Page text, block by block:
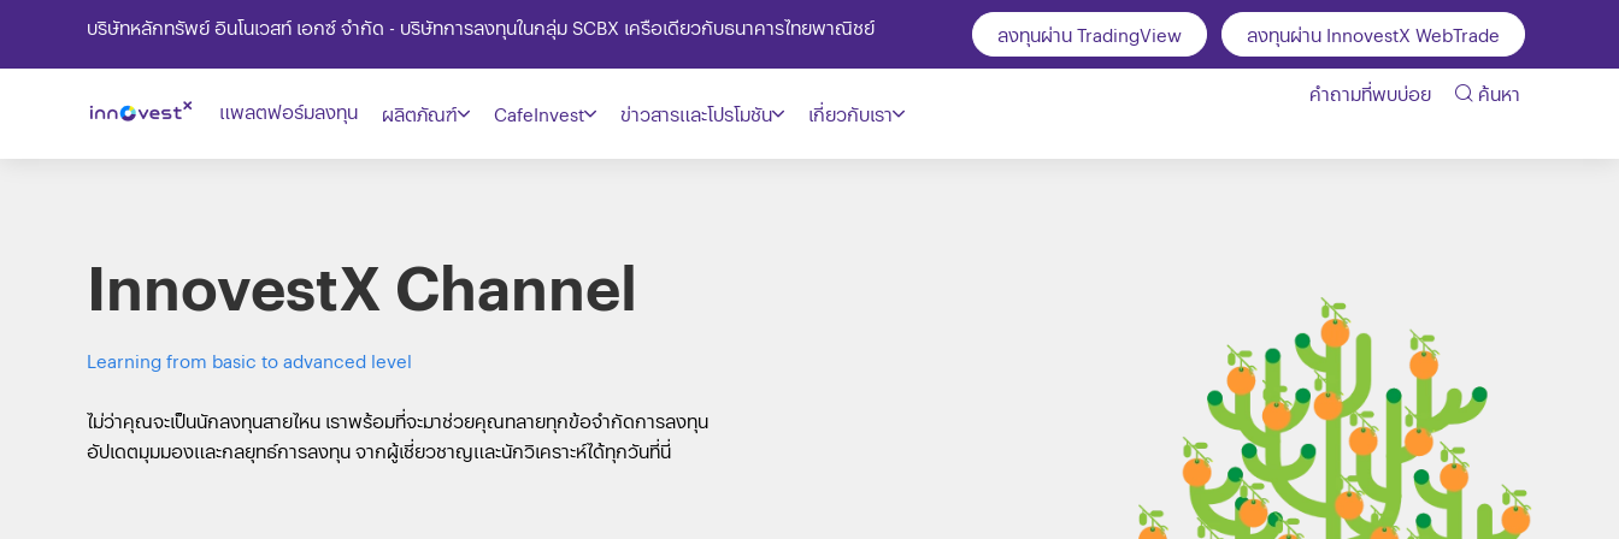
บริษัทหลักทรัพย์ อินโนเวสท์ เอกซ์ จำกัด - บริษัทการลงทุนในกลุ่ม SCBX เครือเดียวกับธนาคารไทยพาณิชย์ ลงทุนผ่าน TradingView ลงทุนผ่าน InnovestX WebTrade
แพลตฟอร์มลงทุน ผลิตภัณฑ์ CafeInvest ข่าวสารและโปรโมชัน เกี่ยวกับเรา
คำถามที่พบบ่อย ค้นหา
InnovestX Channel
Learning from basic to advanced level
ไม่ว่าคุณจะเป็นนักลงทุนสายไหน เราพร้อมที่จะมาช่วยคุณทลายทุกข้อจำกัดการลงทุน
อัปเดตมุมมองและกลยุทธ์การลงทุน จากผู้เชี่ยวชาญและนักวิเคราะห์ได้ทุกวันที่นี่